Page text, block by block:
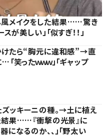
メイクをした結果……驚き
が美しい」「似すぎ！！」
けたら“胸元に違和感”→直
笑ったｗｗｗ」「ギャップ
ズッキーニの種。→土に植え
果……『衝撃の光景』に
になるのか、、」「野太い